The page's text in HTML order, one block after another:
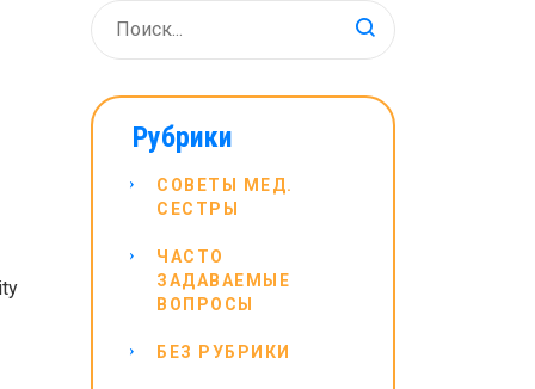
Рубрики
СОВЕТЫ МЕД.
СЕСТРЫ
ЧАСТО
ЗАДАВАЕМЫЕ
ВОПРОСЫ
БЕЗ РУБРИКИ